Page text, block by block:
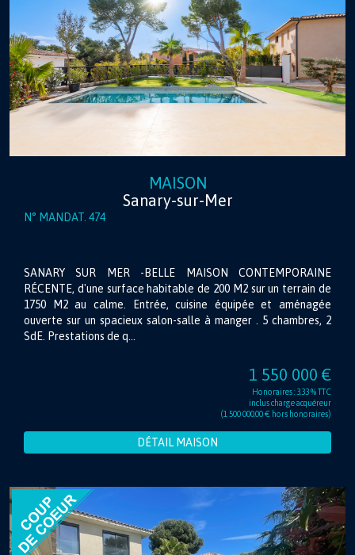
MAISON
Sanary-sur-Mer
N° MANDAT. 474
SANARY SUR MER -BELLE MAISON CONTEMPORAINE
RÉCENTE, d'une surface habitable de 200 M2 sur un terrain de
1750 M2 au calme. Entrée, cuisine équipée et aménagée
ouverte sur un spacieux salon-salle à manger . 5 chambres, 2
SdE. Prestations de q...
1 550 000 €
Honoraires : 3.33 % TTC
inclus charge acquéreur
(1 500 000.00 € hors honoraires)
DÉTAIL MAISON